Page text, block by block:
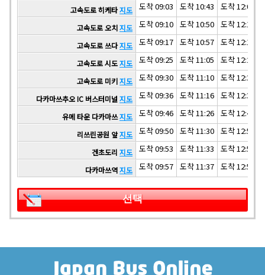
고속도로 히케타지도 도착 09:03 도착 10:43 도착 12:03
고속도로 오치지도 도착 09:10 도착 10:50 도착 12:10
고속도로 쓰다지도 도착 09:17 도착 10:57 도착 12:17
고속도로 시도지도 도착 09:25 도착 11:05 도착 12:25
고속도로 미키지도 도착 09:30 도착 11:10 도착 12:30
다카마쓰추오 IC 버스터미널 지도 도착 09:36 도착 11:16 도착 12:36
유메 타운 다카마쓰지도 도착 09:46 도착 11:26 도착 12:46
리쓰린공원 앞지도 도착 09:50 도착 11:30 도착 12:50
겐초도리 지도 도착 09:53 도착 11:33 도착 12:53
다카마쓰역지도 도착 09:57 도착 11:37 도착 12:57
선택